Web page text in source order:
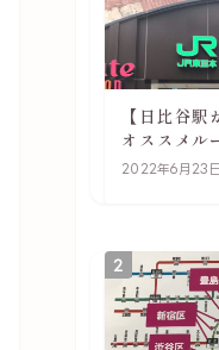
【日比谷
オススメル
でも快適
2022年6月23日
2